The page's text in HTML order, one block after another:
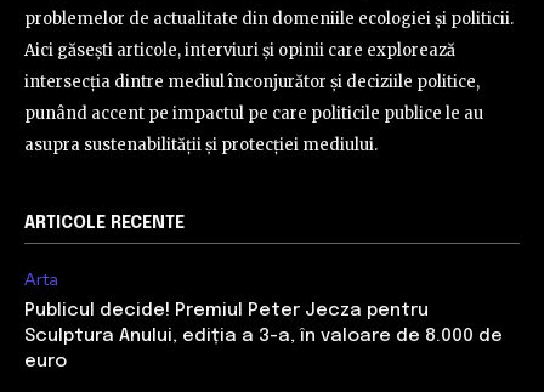
problemelor de actualitate din domeniile ecologiei și politicii.
Aici găsești articole, interviuri și opinii care explorează
intersecția dintre mediul înconjurător și deciziile politice,
punând accent pe impactul pe care politicile publice le au
asupra sustenabilității și protecției mediului.
ARTICOLE RECENTE
Arta
Publicul decide! Premiul Peter Jecza pentru
Sculptura Anului, ediția a 3-a, în valoare de 8.000 de
euro